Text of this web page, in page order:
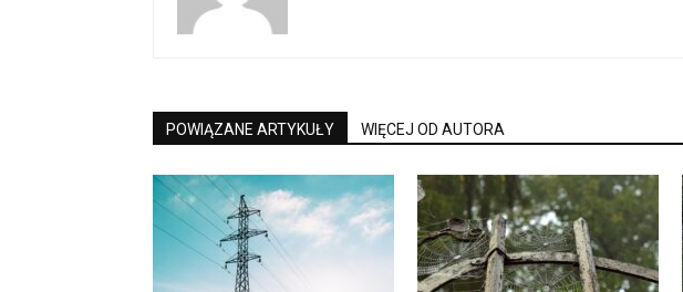
POWIĄZANE ARTYKUŁY WIĘCEJ OD AUTORA